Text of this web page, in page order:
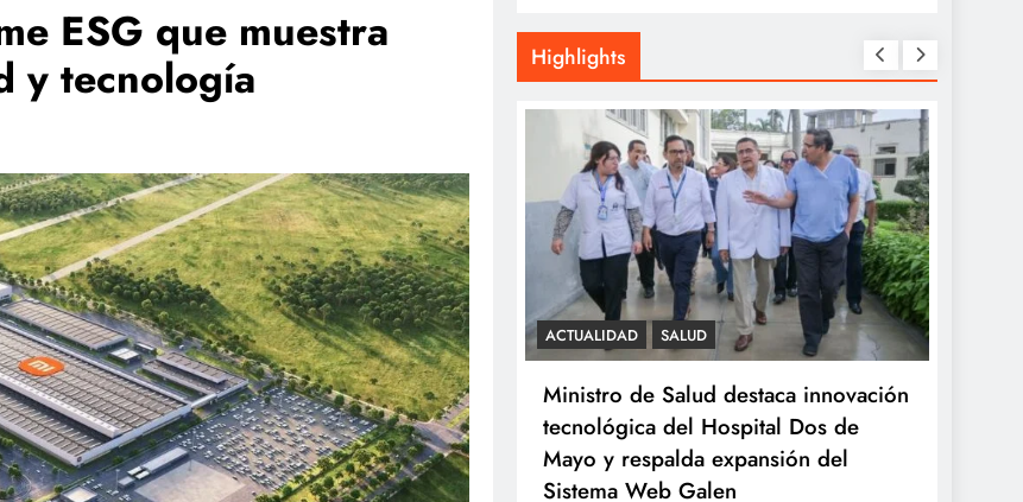
ESG que muestra
y tecnología
Highlights
ESPECTÁCULOS NOVEDADES
El Ballet San Marcos celebra 62 años
de creación artística con Resonancias
22 hours ago
ACTUALIDAD SALUD
Ministro de Salud destaca innovación
tecnológica del Hospital Dos de
Mayo y respalda expansión del
Sistema Web Galen